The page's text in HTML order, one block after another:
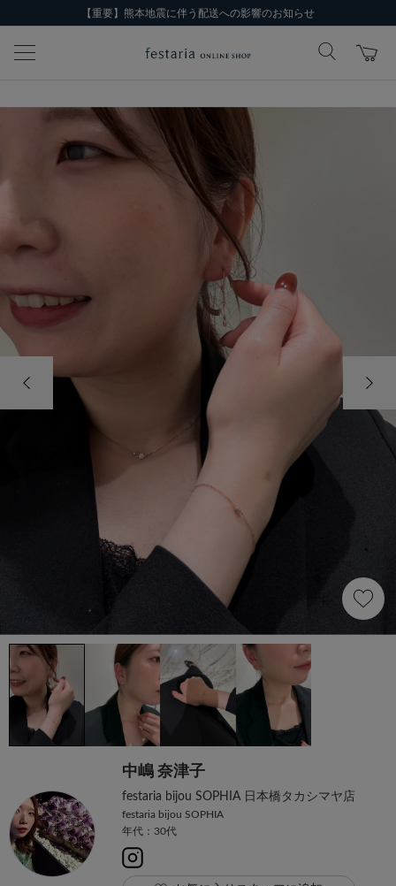
【重要】熊本地震に伴う配送への影響のお知らせ
中嶋 奈津子
festaria bijou SOPHIA 日本橋タカシマヤ店
festaria bijou SOPHIA
年代：30代